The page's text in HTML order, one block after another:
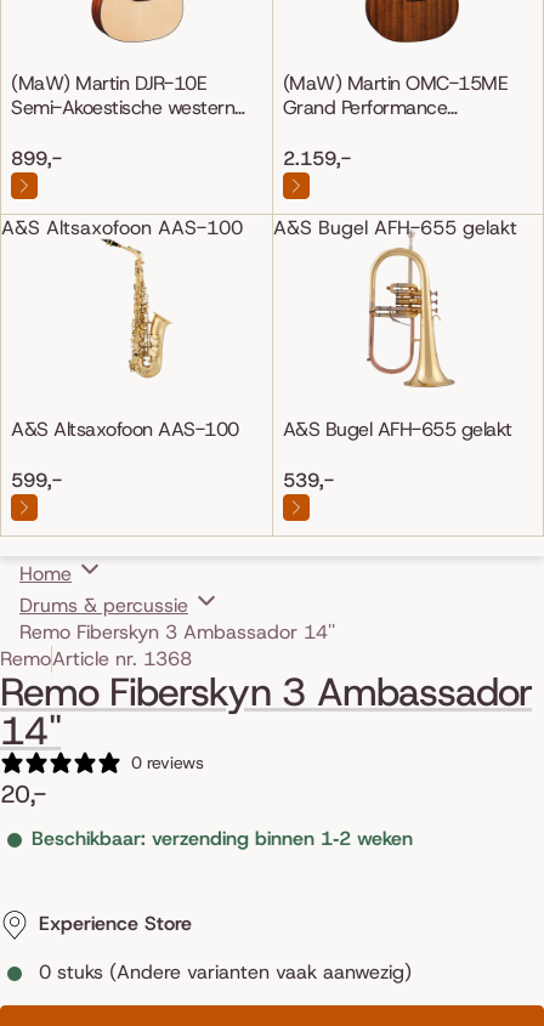
(MaW) Martin DJR-10E
Semi-Akoestische western
899,-
(MaW) Martin OMC-15ME
Grand Performance
2.159,-
A&S Altsaxofoon AAS-100
A&S Altsaxofoon AAS-100
599,-
A&S Bugel AFH-655 gelakt
A&S Bugel AFH-655 gelakt
539,-
Home
Drums & percussie
Remo Fiberskyn 3 Ambassador 14''
Skip to product information
RemoArticle nr. 1368
Remo Fiberskyn 3 Ambassador
14''
0 reviews
20,-
Beschikbaar: verzending binnen 1‑2 weken
Experience Store
0 stuks (Andere varianten vaak aanwezig)